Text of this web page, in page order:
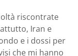
riscontrate
Iran e
e i dossi per
che mi hanno